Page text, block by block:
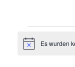
HinweisEs wurden